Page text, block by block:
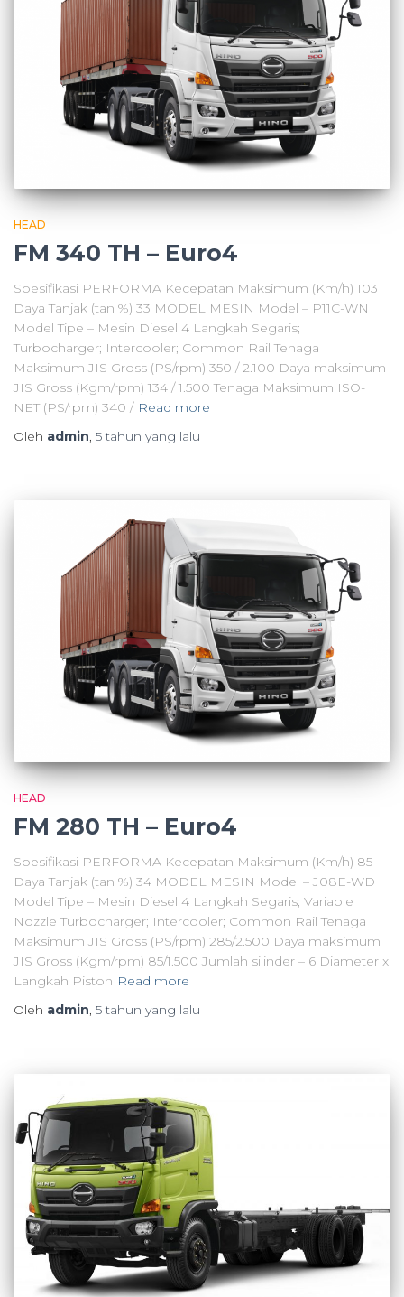
HEAD
FM 340 TH – Euro4
Spesifikasi PERFORMA Kecepatan Maksimum (Km/h) 103
Daya Tanjak (tan %) 33 MODEL MESIN Model – P11C-WN
Model Tipe – Mesin Diesel 4 Langkah Segaris;
Turbocharger; Intercooler; Common Rail Tenaga
Maksimum JIS Gross (PS/rpm) 350 / 2.100 Daya maksimum
JIS Gross (Kgm/rpm) 134 / 1.500 Tenaga Maksimum ISO-
NET (PS/rpm) 340 / Read more
Oleh admin, 5 tahun yang lalu
HEAD
FM 280 TH – Euro4
Spesifikasi PERFORMA Kecepatan Maksimum (Km/h) 85
Daya Tanjak (tan %) 34 MODEL MESIN Model – J08E-WD
Model Tipe – Mesin Diesel 4 Langkah Segaris; Variable
Nozzle Turbocharger; Intercooler; Common Rail Tenaga
Maksimum JIS Gross (PS/rpm) 285/2.500 Daya maksimum
JIS Gross (Kgm/rpm) 85/1.500 Jumlah silinder – 6 Diameter x
Langkah Piston Read more
Oleh admin, 5 tahun yang lalu